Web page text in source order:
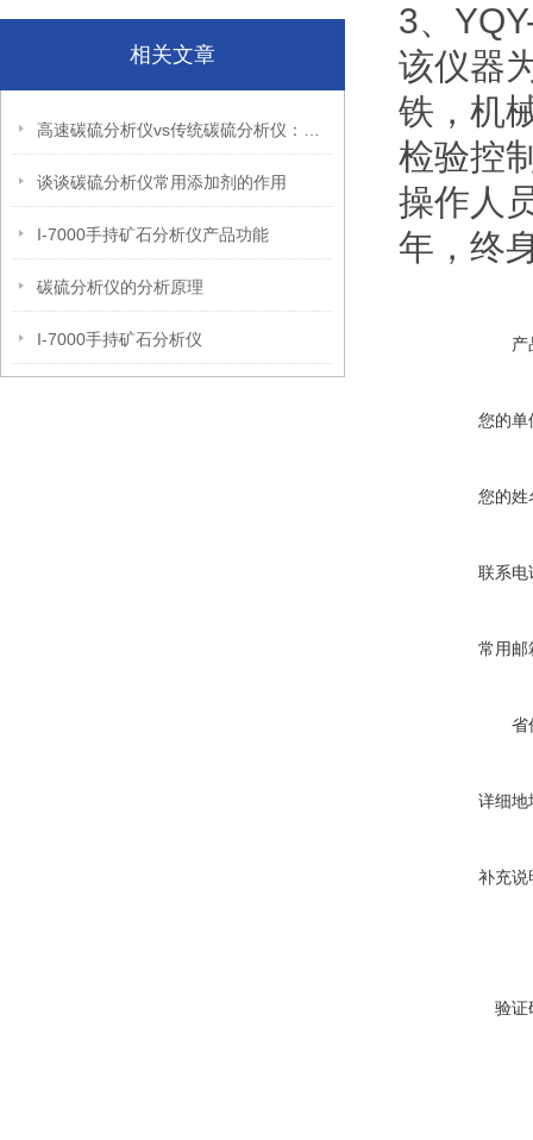
相关文章
谈谈碳硫分析仪常用添加剂的作用
I-7000手持矿石分析仪产品功能
碳硫分析仪的分析原理
I-7000手持矿石分析仪
3、
该仪器
铁，机
检验控
操作人
年，终
产
您的单
您的姓
联系电
常用邮
省
详细地
补充说
验证